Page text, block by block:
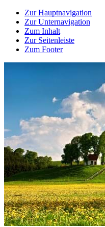
Zur Hauptnavigation
Zur Unternavigation
Zum Inhalt
Zur Seitenleiste
Zum Footer